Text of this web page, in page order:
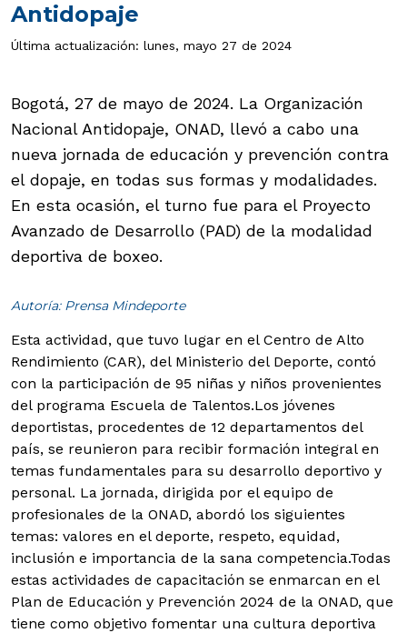
Antidopaje
Última actualización: lunes, mayo 27 de 2024
Bogotá, 27 de mayo de 2024. La Organización
Nacional Antidopaje, ONAD, llevó a cabo una
nueva jornada de educación y prevención contra
el dopaje, en todas sus formas y modalidades.
En esta ocasión, el turno fue para el Proyecto
Avanzado de Desarrollo (PAD) de la modalidad
deportiva de boxeo.
Autoría: Prensa Mindeporte
Esta actividad, que tuvo lugar en el Centro de Alto
Rendimiento (CAR), del Ministerio del Deporte, contó
con la participación de 95 niñas y niños provenientes
del programa Escuela de Talentos.Los jóvenes
deportistas, procedentes de 12 departamentos del
país, se reunieron para recibir formación integral en
temas fundamentales para su desarrollo deportivo y
personal. La jornada, dirigida por el equipo de
profesionales de la ONAD, abordó los siguientes
temas: valores en el deporte, respeto, equidad,
inclusión e importancia de la sana competencia.Todas
estas actividades de capacitación se enmarcan en el
Plan de Educación y Prevención 2024 de la ONAD, que
tiene como objetivo fomentar una cultura deportiva